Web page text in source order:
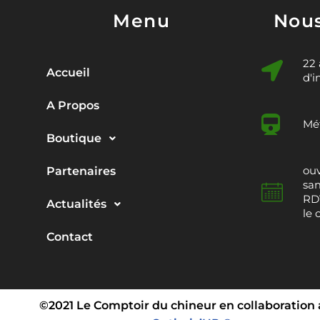
Menu
Accueil
A Propos
Boutique
Partenaires
Actualités
Contact
22
le
©2021 Le Comptoir du chineur en collaboration